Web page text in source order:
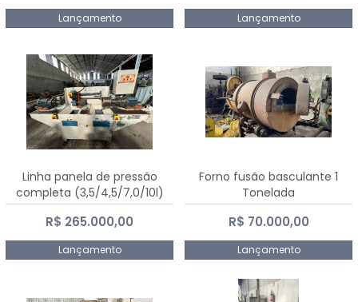
Lançamento Lançamento
Linha panela de pressão
completa (3,5/4,5/7,0/10l)
R$ 265.000,00
Lançamento
Forno fusão basculante 1
Tonelada
R$ 70.000,00
Lançamento